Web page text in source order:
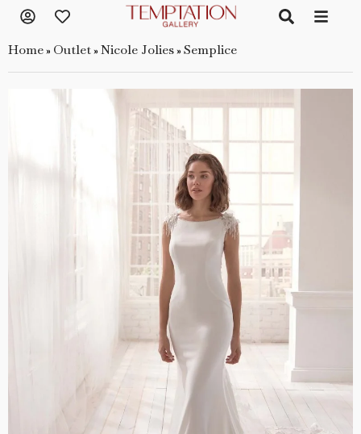
Home» Outlet» Nicole Jolies» Semplice